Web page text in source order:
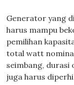
Generator yang
harus mampu
pemilihan
total watt
seimbang, durasi
juga harus